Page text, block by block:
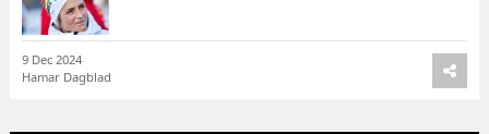
9 Dec 2024
Hamar Dagblad